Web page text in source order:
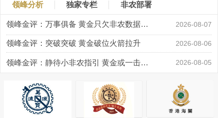
领峰分析 独家专栏 非农部署
领峰金评：万事俱备 黄金只欠非农数据“东风” 2026-08-07
领峰金评：突破突破 黄金破位火箭拉升 2026-08-06
领峰金评：静待小非农指引 黄金或一击破局 2026-08-05